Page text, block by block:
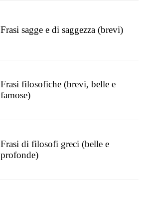
Frasi sagge e di saggezza (brevi)
Frasi filosofiche (brevi, belle e
famose)
Frasi di filosofi greci (belle e
profonde)